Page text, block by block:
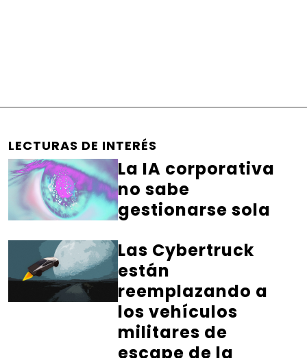
LECTURAS DE INTERÉS
La IA corporativa
no sabe
gestionarse sola
Las Cybertruck
están
reemplazando a
los vehículos
militares de
escape de la